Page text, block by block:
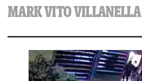
MARK VITO VILLANELLA